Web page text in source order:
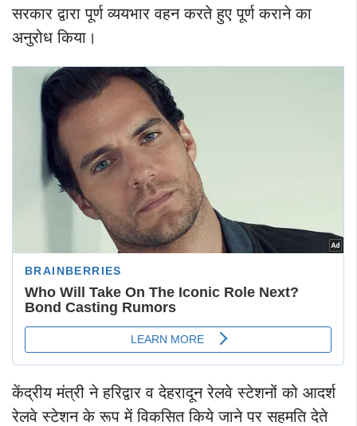
सरकार द्वारा पूर्ण व्ययभार वहन करते हुए पूर्ण कराने का
अनुरोध किया।
केंद्रीय मंत्री ने हरिद्वार व देहरादून रेलवे स्टेशनों को आदर्श
रेलवे स्टेशन के रूप में विकसित किये जाने पर सहमति देते